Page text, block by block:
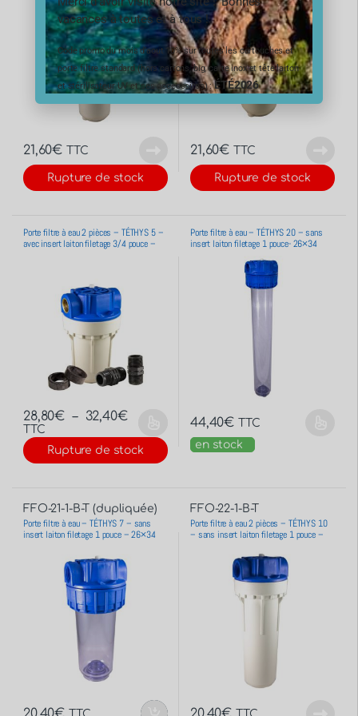
21,60€ TTC
Rupture de stock
21,60€ TTC
Rupture de stock
Porte filtre à eau 2 pièces – TÉTHYS 5 –
avec insert laiton filetage 3/4 pouce –
28,80€ – 32,40€
TTC
Rupture de stock
Porte filtre à eau – TÉTHYS 20 – sans
insert laiton filetage 1 pouce- 26×34
44,40€
TTC
en stock
FFO-21-1-B-T (dupliquée)
Porte filtre à eau – TÉTHYS 7 – sans
insert laiton filetage 1 pouce – 26×34
FFO-22-1-B-T
Porte filtre à eau 2 pièces – TÉTHYS 10
– sans insert laiton filetage 1 pouce –
vacances à toutes et à tous !
Code promo du mois d’aout 10% sur toutes les cartouches et
porte filtre standard (hors cartons, big, carte inox et tête laiton
et stérilisateur UV et ses accessoires) :ÉTÉ2026